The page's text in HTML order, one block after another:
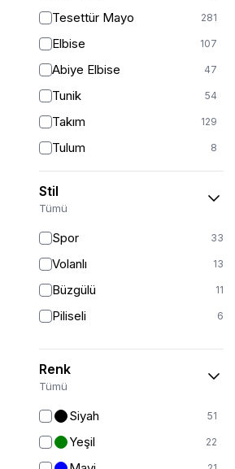
Tesettür Mayo 281
Elbise 107
Abiye Elbise 47
Tunik 54
Takım 129
Tulum 8
Pantolon 151
Etek 19
Ferace 126
Kap & Pardesü
Trençkot
Hırka
Stil
Tümü
Spor 33
Volanlı 13
Büzgülü 11
Piliseli 6
Renk
Tümü
Siyah 51
Yeşil 22